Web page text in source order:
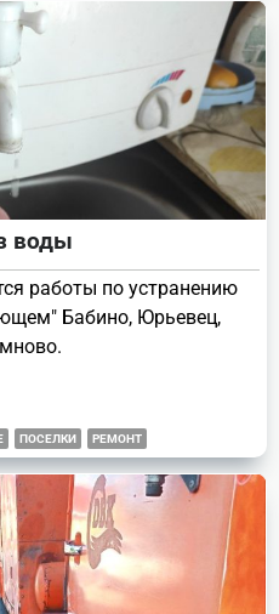
воды
работы по устранению
Бабино, Юрьевец,
ПОСЕЛКИ РЕМОНТ